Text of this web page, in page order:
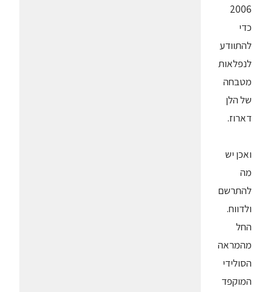
2006
כדי
להתוודע
לנפלאות
מטבחה
של הלן
דארוז.
ואכן יש
מה
להתרשם
ולדווח.
החל
מהמראה
הסולידי
המוקפד